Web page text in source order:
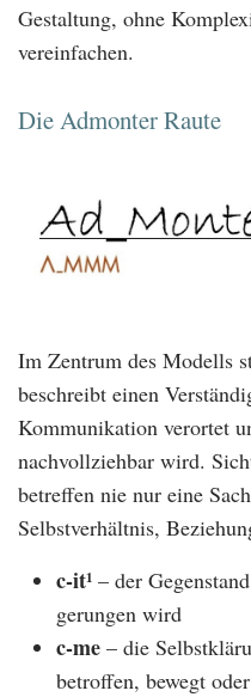
Gestaltung, ohne
vereinfachen.
Die Admonter Raute
Im Zentrum des Modells
beschreibt einen
Kommunikation verortet
nachvollziehbar wird.
betreffen nie nur eine
Selbstverhältnis,
c-it¹ – der
gerungen wird
c-me – die
betroffen, bewegt